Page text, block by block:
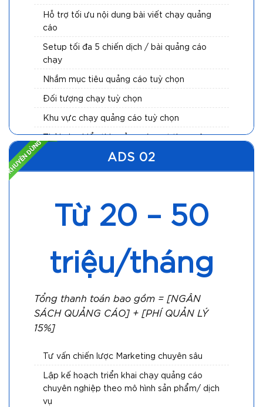
Hỗ trợ tối ưu nội dung bài viết chạy quảng
cáo
Setup tối đa 5 chiến dịch / bài quảng cáo
chạy
Nhắm mục tiêu quảng cáo tuỳ chọn
Đối tượng chạy tuỳ chọn
Khu vực chạy quảng cáo tuỳ chọn
Thời gian hiển thị quảng cáo set theo yêu
cầu
Theo dõi đo lường, tối ưu quảng cáo hàng
Tần suất báo cáo hàng tuần hoặc hàng
ADS 02
Từ 20 – 50
triệu/tháng
Tổng thanh toán bao gồm = [NGÂN
SÁCH QUẢNG CÁO] + [PHÍ QUẢN LÝ
15%]
Tư vấn chiến lược Marketing chuyên sâu
Lập kế hoạch triển khai chạy quảng cáo
chuyên nghiệp theo mô hình sản phẩm/ dịch
vụ